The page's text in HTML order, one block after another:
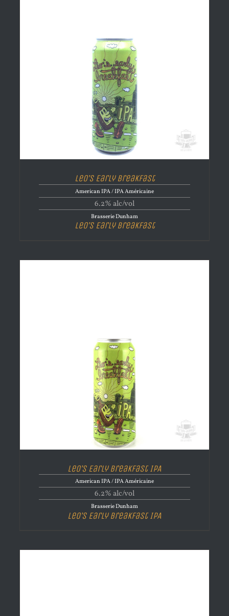
Leo’s Early Breakfast
American IPA / IPA Américaine
6.2% alc/vol
Brasserie Dunham
Leo’s Early Breakfast
Leo’s Early Breakfast IPA
American IPA / IPA Américaine
6.2% alc/vol
Brasserie Dunham
Leo’s Early Breakfast IPA